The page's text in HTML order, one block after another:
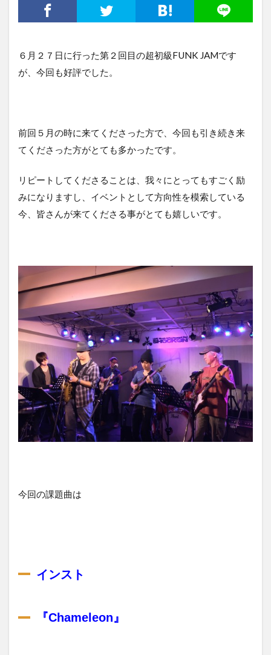
６月２７日に行った第２回目の超初級FUNK JAMです
が、今回も好評でした。
前回５月の時に来てくださった方で、今回も引き続き来
てくださった方がとても多かったです。
リピートしてくださることは、我々にとってもすごく励
みになりますし、イベントとして方向性を模索している
今、皆さんが来てくださる事がとても嬉しいです。
今回の課題曲は
インスト
『Chameleon』